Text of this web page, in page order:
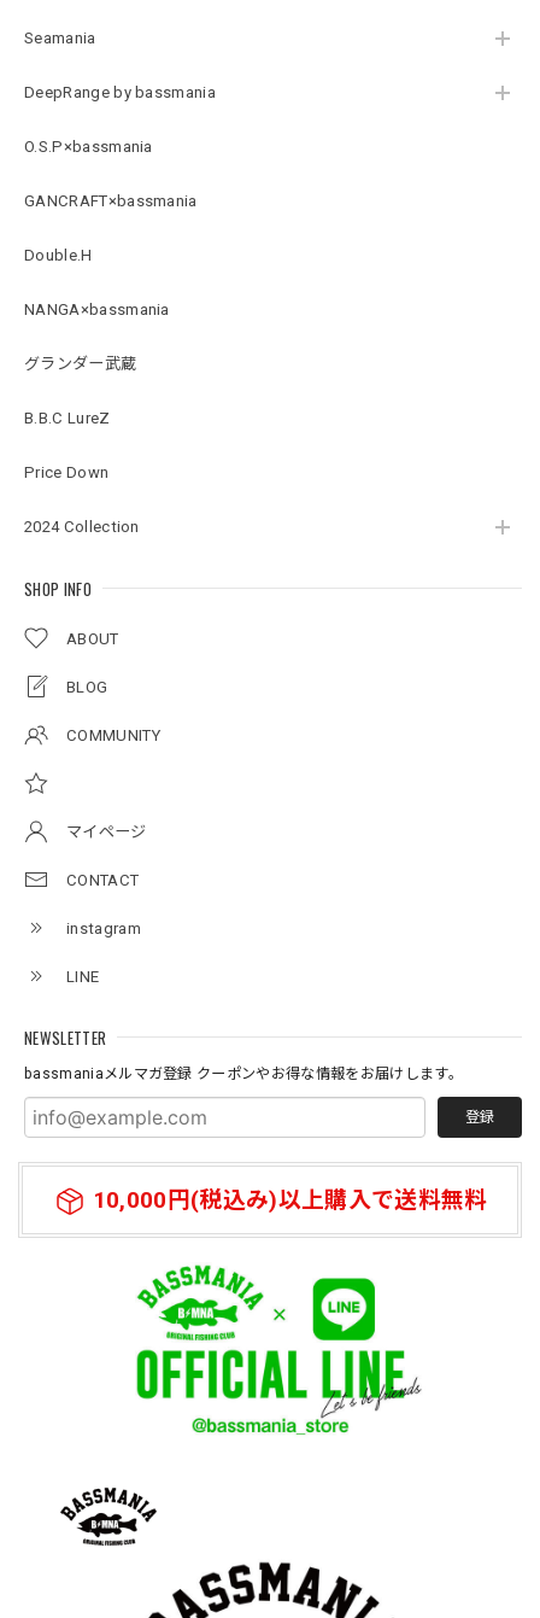
Seamania
DeepRange by bassmania
O.S.P×bassmania
GANCRAFT×bassmania
Double.H
NANGA×bassmania
グランダー武蔵
B.B.C LureZ
Price Down
2024 Collection
SHOP INFO
ABOUT
BLOG
COMMUNITY
マイページ
CONTACT
instagram
LINE
NEWSLETTER
bassmaniaメルマガ登録 クーポンやお得な情報をお届けします。
登録
10,000円(税込み)以上購入で送料無料
2026/07/18